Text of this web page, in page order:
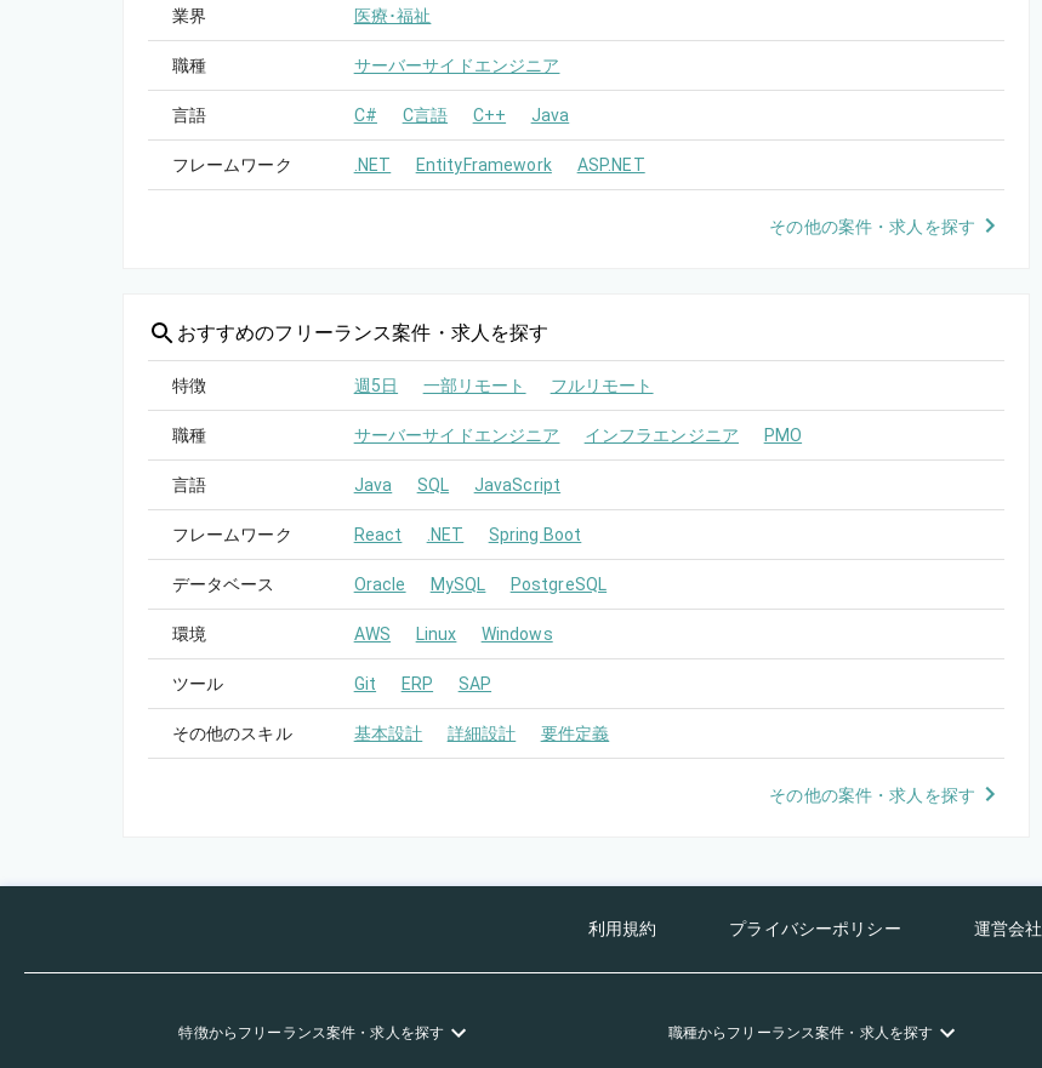
業界 医療･福祉
職種 サーバーサイドエンジニア
言語 C# C言語 C++ Java
フレームワーク .NET EntityFramework ASP.NET
その他の案件・求人を探す
おすすめのフリーランス案件・求人を探す
特徴 週5日 一部リモート フルリモート
職種 サーバーサイドエンジニア インフラエンジニア PMO
言語 Java SQL JavaScript
フレームワーク React .NET Spring Boot
データベース Oracle MySQL PostgreSQL
環境 AWS Linux Windows
ツール Git ERP SAP
その他のスキル 基本設計 詳細設計 要件定義
その他の案件・求人を探す
利用規約 プライバシーポリシー 運営会社
特徴からフリーランス案件・求人を探す 職種からフリーランス案件・求人を探す